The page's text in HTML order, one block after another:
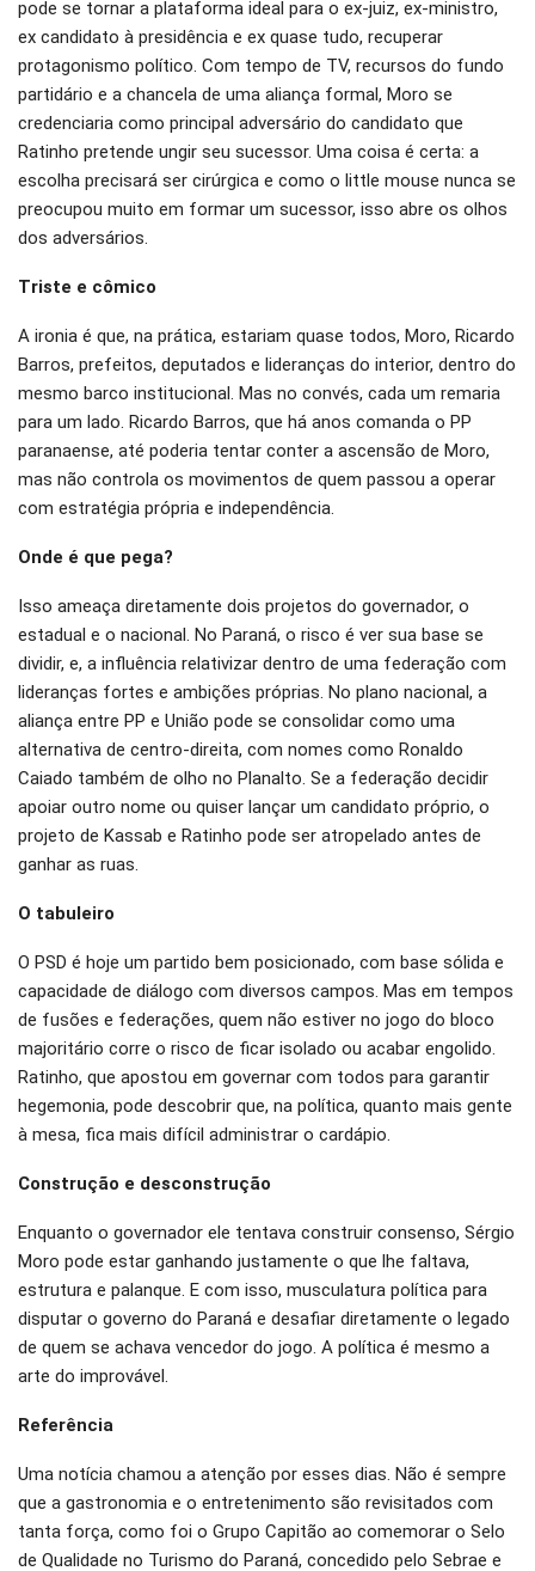
pode se tornar a plataforma ideal para o ex-juiz, ex-ministro,
ex candidato à presidência e ex quase tudo, recuperar
protagonismo político. Com tempo de TV, recursos do fundo
partidário e a chancela de uma aliança formal, Moro se
credenciaria como principal adversário do candidato que
Ratinho pretende ungir seu sucessor. Uma coisa é certa: a
escolha precisará ser cirúrgica e como o little mouse nunca se
preocupou muito em formar um sucessor, isso abre os olhos
dos adversários.
Triste e cômico
A ironia é que, na prática, estariam quase todos, Moro, Ricardo
Barros, prefeitos, deputados e lideranças do interior, dentro do
mesmo barco institucional. Mas no convés, cada um remaria
para um lado. Ricardo Barros, que há anos comanda o PP
paranaense, até poderia tentar conter a ascensão de Moro,
mas não controla os movimentos de quem passou a operar
com estratégia própria e independência.
Onde é que pega?
Isso ameaça diretamente dois projetos do governador, o
estadual e o nacional. No Paraná, o risco é ver sua base se
dividir, e, a influência relativizar dentro de uma federação com
lideranças fortes e ambições próprias. No plano nacional, a
aliança entre PP e União pode se consolidar como uma
alternativa de centro-direita, com nomes como Ronaldo
Caiado também de olho no Planalto. Se a federação decidir
apoiar outro nome ou quiser lançar um candidato próprio, o
projeto de Kassab e Ratinho pode ser atropelado antes de
ganhar as ruas.
O tabuleiro
O PSD é hoje um partido bem posicionado, com base sólida e
capacidade de diálogo com diversos campos. Mas em tempos
de fusões e federações, quem não estiver no jogo do bloco
majoritário corre o risco de ficar isolado ou acabar engolido.
Ratinho, que apostou em governar com todos para garantir
hegemonia, pode descobrir que, na política, quanto mais gente
à mesa, fica mais difícil administrar o cardápio.
Construção e desconstrução
Enquanto o governador ele tentava construir consenso, Sérgio
Moro pode estar ganhando justamente o que lhe faltava,
estrutura e palanque. E com isso, musculatura política para
disputar o governo do Paraná e desafiar diretamente o legado
de quem se achava vencedor do jogo. A política é mesmo a
arte do improvável.
Referência
Uma notícia chamou a atenção por esses dias. Não é sempre
que a gastronomia e o entretenimento são revisitados com
tanta força, como foi o Grupo Capitão ao comemorar o Selo
de Qualidade no Turismo do Paraná, concedido pelo Sebrae e